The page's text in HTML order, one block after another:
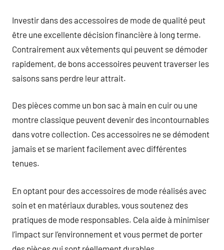
Investir dans des accessoires de mode de qualité peut
être une excellente décision financière à long terme.
Contrairement aux vêtements qui peuvent se démoder
rapidement, de bons accessoires peuvent traverser les
saisons sans perdre leur attrait.
Des pièces comme un bon sac à main en cuir ou une
montre classique peuvent devenir des incontournables
dans votre collection. Ces accessoires ne se démodent
jamais et se marient facilement avec différentes
tenues.
En optant pour des accessoires de mode réalisés avec
soin et en matériaux durables, vous soutenez des
pratiques de mode responsables. Cela aide à minimiser
l’impact sur l’environnement et vous permet de porter